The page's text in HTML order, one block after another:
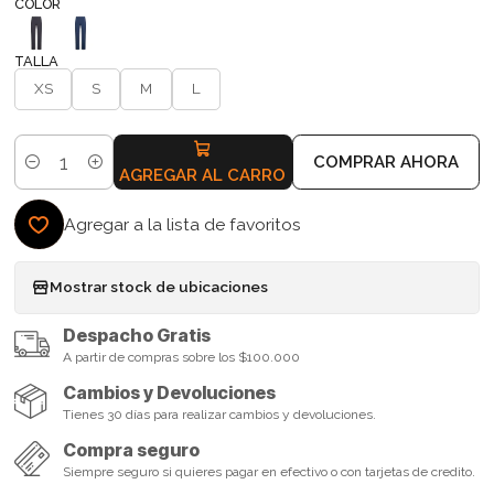
COLOR
TALLA
XS S M L
Cantidad AGREGAR AL CARRO
COMPRAR AHORA
Agregar a la lista de favoritos
Mostrar stock de ubicaciones
Despacho Gratis
A partir de compras sobre los $100.000
Cambios y Devoluciones
Tienes 30 días para realizar cambios y devoluciones.
Compra seguro
Siempre seguro si quieres pagar en efectivo o con tarjetas de credito.